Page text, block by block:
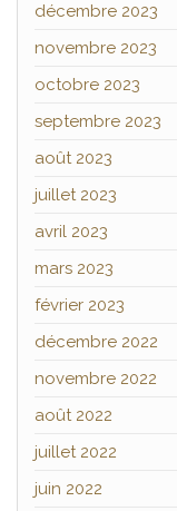
décembre 2023
novembre 2023
octobre 2023
septembre 2023
août 2023
juillet 2023
avril 2023
mars 2023
février 2023
décembre 2022
novembre 2022
août 2022
juillet 2022
juin 2022